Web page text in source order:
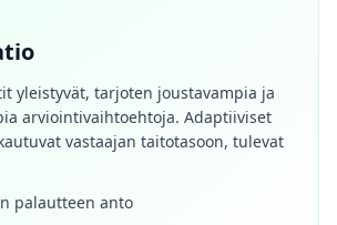
yleistyvät, tarjoten joustavampia ja
arviointivaihtoehtoja. Adaptiiviset
vastaajan taitotasoon, tulevat
palautteen anto